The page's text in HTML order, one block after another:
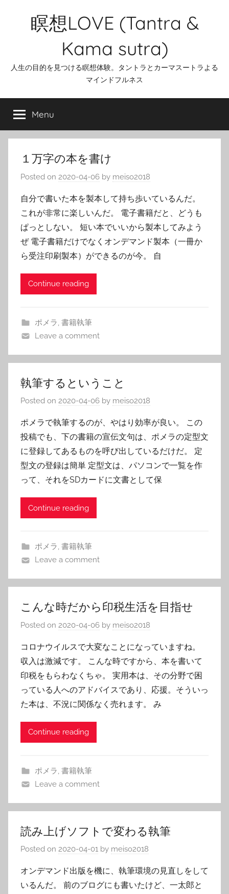
瞑想LOVE (Tantra &
Kama sutra)
人生の目的を見つける瞑想体験。タントラとカーマスートラよる
マインドフルネス
Menu
１万字の本を書け
Posted on 2020-04-06 by meiso2018
自分で書いた本を製本して持ち歩いているんだ。
これが非常に楽しいんだ。 電子書籍だと、どうも
ぱっとしない。 短い本でいいから製本してみよう
ぜ 電子書籍だけでなくオンデマンド製本（一冊か
ら受注印刷製本）ができるのが今。 自
Continue reading
ポメラ 書籍執筆
Leave a comment
執筆するということ
Posted on 2020-04-06 by meiso2018
ポメラで執筆するのが、やはり効率が良い。 この
投稿でも、下の書籍の宣伝文句は、ポメラの定型文
に登録してあるものを呼び出しているだけだ。 定
型文の登録は簡単 定型文は、パソコンで一覧を作
って、それをSDカードに文書として保
Continue reading
ポメラ, 書籍執筆
Leave a comment
こんな時だから印税生活を目指せ
Posted on 2020-04-06 by meiso2018
コロナウイルスで大変なことになっていますね。
収入は激減です。 こんな時ですから、本を書いて
印税をもらわなくちゃ。 実用本は、その分野で困
っている人へのアドバイスであり、応援。そういっ
た本は、不況に関係なく売れます。 み
Continue reading
ポメラ 書籍執筆
Leave a comment
読み上げソフトで変わる執筆
Posted on 2020-04-01 by meiso2018
オンデマンド出版を機に、執筆環境の見直しをして
いるんだ。 前のブログにも書いたけど、一太郎と